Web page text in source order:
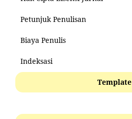
Petunjuk Penulisan
Biaya Penulis
Indeksasi
Template